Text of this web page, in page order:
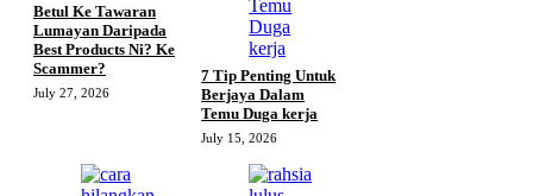
Betul Ke Tawaran
Lumayan Daripada
Best Products Ni? Ke
Scammer?
July 27, 2026
7 Tip Penting Untuk
Berjaya Dalam
Temu Duga kerja
July 15, 2026